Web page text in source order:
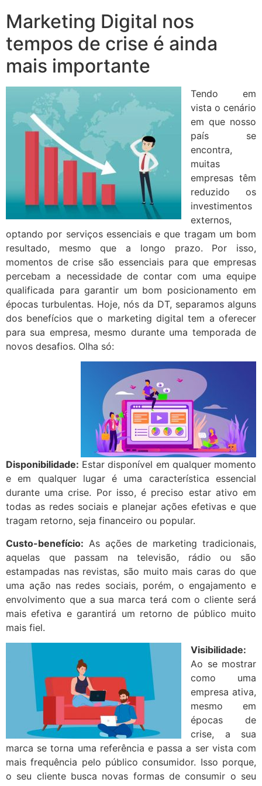
Marketing Digital nos
tempos de crise é ainda
mais importante
Tendo em
vista o cenário
em que nosso
país se
encontra,
muitas
empresas têm
reduzido os
investimentos
externos,
optando por serviços essenciais e que tragam um bom
resultado, mesmo que a longo prazo. Por isso,
momentos de crise são essenciais para que empresas
percebam a necessidade de contar com uma equipe
qualificada para garantir um bom posicionamento em
épocas turbulentas. Hoje, nós da DT, separamos alguns
dos benefícios que o marketing digital tem a oferecer
para sua empresa, mesmo durante uma temporada de
novos desafios. Olha só:
Disponibilidade: Estar disponível em qualquer momento
e em qualquer lugar é uma característica essencial
durante uma crise. Por isso, é preciso estar ativo em
todas as redes sociais e planejar ações efetivas e que
tragam retorno, seja financeiro ou popular.
Custo-benefício: As ações de marketing tradicionais,
aquelas que passam na televisão, rádio ou são
estampadas nas revistas, são muito mais caras do que
uma ação nas redes sociais, porém, o engajamento e
envolvimento que a sua marca terá com o cliente será
mais efetiva e garantirá um retorno de público muito
mais fiel.
Visibilidade:
Ao se mostrar
como uma
empresa ativa,
mesmo em
épocas de
crise, a sua
marca se torna uma referência e passa a ser vista com
mais frequência pelo público consumidor. Isso porque,
o seu cliente busca novas formas de consumir o seu